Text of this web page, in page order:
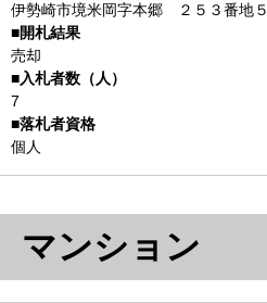
伊勢崎市境米岡字本郷 ２５３番地５
売却
7
個人
マンション